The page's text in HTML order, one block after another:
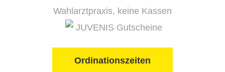
Ordinationszeiten
Wahlarztpraxis, keine Kassen
JUVENIS Gutscheine